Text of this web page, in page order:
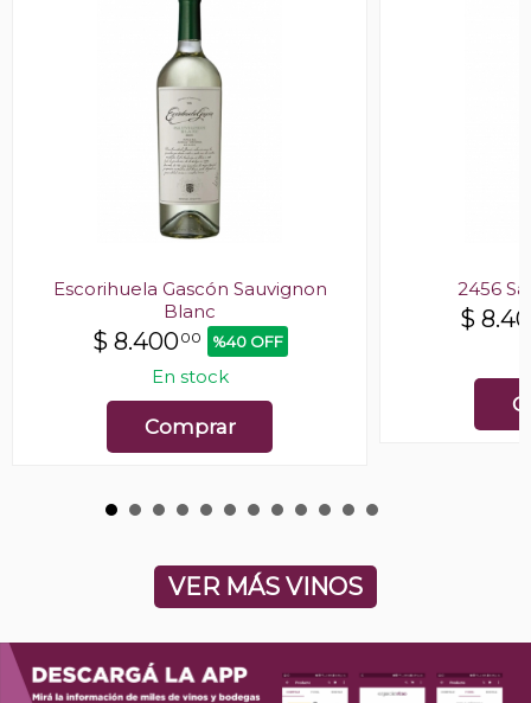
Escorihuela Gascón Sauvignon
Blanc
$ 8.40000 %40 OFF
En stock
Comprar
2456
$
VER MÁS VINOS